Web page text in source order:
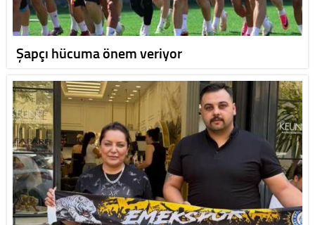
Şapçı hücuma önem veriyor